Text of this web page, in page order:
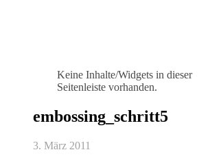
Keine Inhalte/Widgets in dieser
Seitenleiste vorhanden.
embossing_schritt5
3. März 2011